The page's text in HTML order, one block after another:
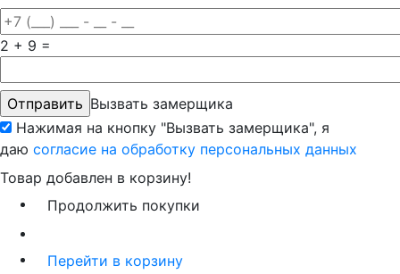
2 + 9 =
Вызвать замерщика
Нажимая на кнопку "Вызвать замерщика", я
даю согласие на обработку персональных данных
Товар добавлен в корзину!
Продолжить покупки
Перейти в корзину